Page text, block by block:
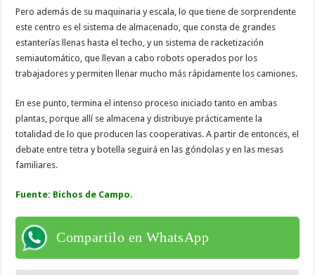
Pero además de su maquinaria y escala, lo que tiene de sorprendente
este centro es el sistema de almacenado, que consta de grandes
estanterías llenas hasta el techo, y un sistema de racketización
semiautomático, que llevan a cabo robots operados por los
trabajadores y permiten llenar mucho más rápidamente los camiones.
En ese punto, termina el intenso proceso iniciado tanto en ambas
plantas, porque allí se almacena y distribuye prácticamente la
totalidad de lo que producen las cooperativas. A partir de entonces, el
debate entre tetra y botella seguirá en las góndolas y en las mesas
familiares.
Fuente: Bichos de Campo.
Compartilo en WhatsApp